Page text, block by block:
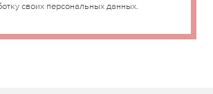
своих персональных данных.